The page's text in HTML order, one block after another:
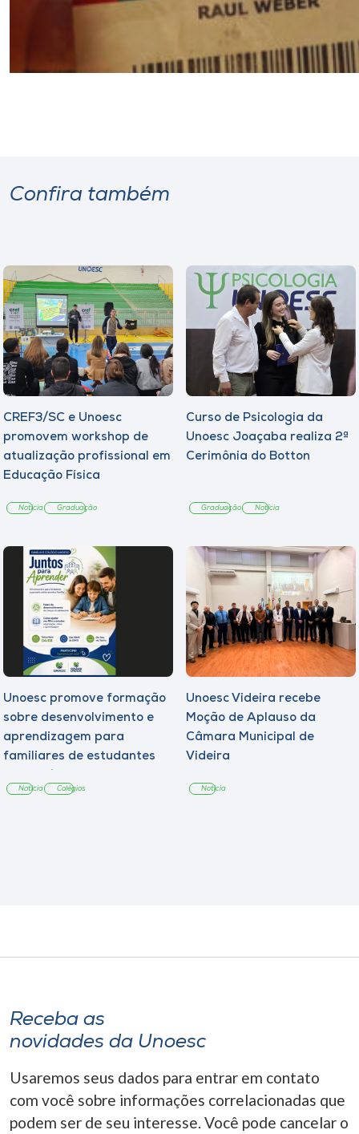
Confira também
CREF3/SC e Unoesc
promovem workshop de
atualização profissional em
Educação Física
Notícia Graduação
Curso de Psicologia da
Unoesc Joaçaba realiza 2ª
Cerimônia do Botton
Graduação Notícia
Unoesc promove formação
sobre desenvolvimento e
aprendizagem para
familiares de estudantes
Notícia Colégios
Unoesc Videira recebe
Moção de Aplauso da
Câmara Municipal de
Videira
Notícia
Receba as
novidades da Unoesc
Usaremos seus dados para entrar em contato
com você sobre informações correlacionadas que
podem ser de seu interesse. Você pode cancelar o